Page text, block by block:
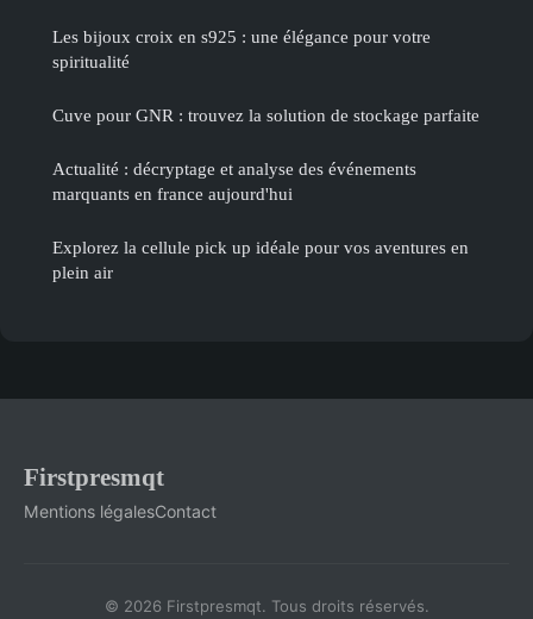
Les bijoux croix en s925 : une élégance pour votre
spiritualité
Cuve pour GNR : trouvez la solution de stockage parfaite
Actualité : décryptage et analyse des événements
marquants en france aujourd'hui
Explorez la cellule pick up idéale pour vos aventures en
plein air
Firstpresmqt
Mentions légalesContact
© 2026 Firstpresmqt. Tous droits réservés.